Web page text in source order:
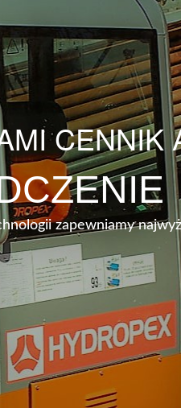
CENNIK
zapewniamy